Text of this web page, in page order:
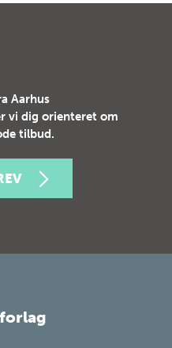
Aarhus
vi dig orienteret om
tilbud.